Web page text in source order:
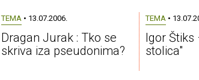
TEMA• 13.07.2006.
Dragan Jurak : Tko se
skriva iza pseudonima?
TEMA•
Igor Štiks
stolica"